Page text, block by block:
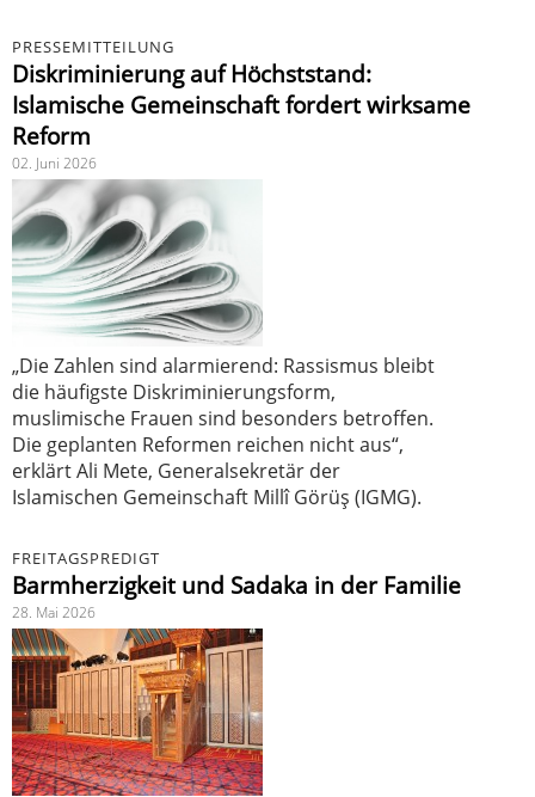
PRESSEMITTEILUNG
Diskriminierung auf Höchststand:
Islamische Gemeinschaft fordert wirksame
Reform
02. Juni 2026
„Die Zahlen sind alarmierend: Rassismus bleibt
die häufigste Diskriminierungsform,
muslimische Frauen sind besonders betroffen.
Die geplanten Reformen reichen nicht aus“,
erklärt Ali Mete, Generalsekretär der
Islamischen Gemeinschaft Millî Görüş (IGMG).
FREITAGSPREDIGT
Barmherzigkeit und Sadaka in der Familie
28. Mai 2026